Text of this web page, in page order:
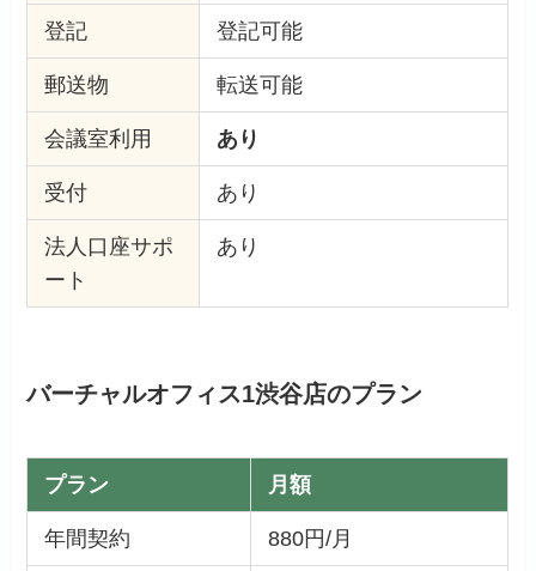
登記 登記可能
郵送物 転送可能
会議室利用 あり
受付 あり
法人口座サポ
ート
あり
バーチャルオフィス1渋谷店のプラン
プラン 月額
年間契約 880円/月